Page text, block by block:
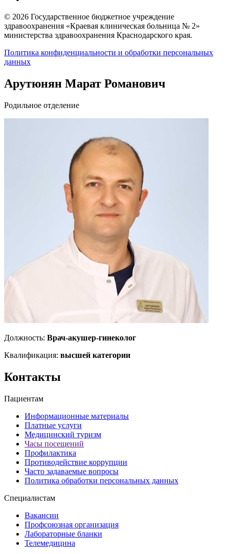
© 2026 Государственное бюджетное учреждение
здравоохранения «Краевая клиническая больница № 2»
министерства здравоохранения Краснодарского края.
Политика конфиденциальности и обработки персональных
данных
Арутюнян Марат Романович
Родильное отделение
Должность: Врач-акушер-гинеколог
Квалификация: высшей категории
Контакты
Пациентам
Информационные материалы
Платные услуги
Медицинский туризм
Часы посещений
Профилактика
Противодействие коррупции
Часто задаваемые вопросы
Политика обработки персональных данных
Специалистам
Вакансии
Профсоюзная организация
Лабораторные бланки
Телемедицина